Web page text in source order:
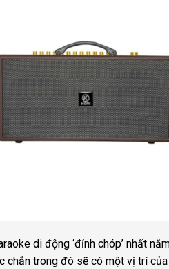
di động ‘đỉnh chóp’ nhất
chắn trong đó sẽ có một vị trí